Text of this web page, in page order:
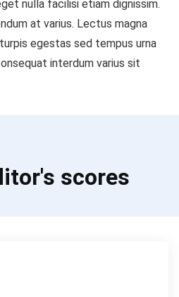
nulla facilisi etiam dignissim.
at varius. Lectus magna
egestas sed tempus urna
interdum varius sit
scores